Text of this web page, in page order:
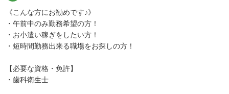
《こんな方にお勧めです♪》
・午前中のみ勤務希望の方！
・お小遣い稼ぎをしたい方！
・短時間勤務出来る職場をお探しの方！
【必要な資格・免許】
・歯科衛生士